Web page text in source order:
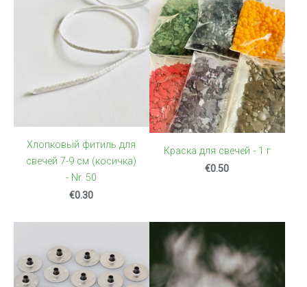
Хлопковый фитиль для
свечей 7-9 см (косичка)
- Nr. 50
€0.30
Краскa для свечей - 1 г
€0.50